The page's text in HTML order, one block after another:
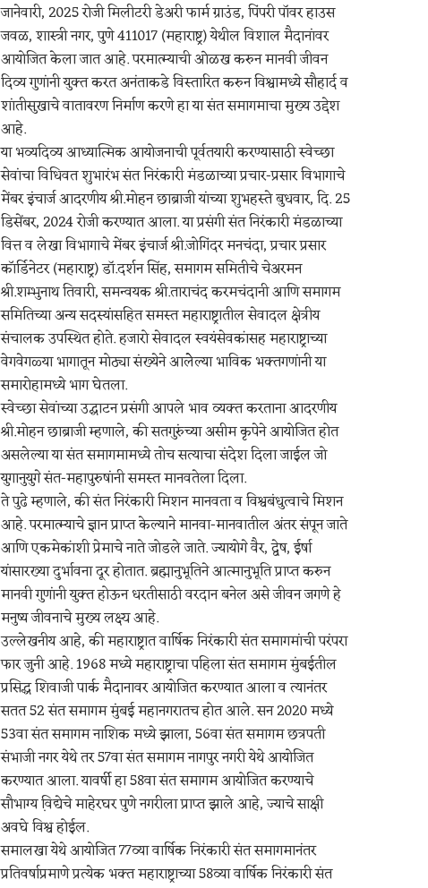
जानेवारी, 2025 रोजी मिलीटरी डेअरी फार्म ग्राउंड, पिंपरी पॉवर हाउस
जवळ, शास्त्री नगर, पुणे 411017 (महाराष्ट्र) येथील विशाल मैदानांवर
आयोजित केला जात आहे. परमात्म्याची ओळख करुन मानवी जीवन
दिव्य गुणांनी युक्त करत अनंताकडे विस्तारित करुन विश्वामध्ये सौहार्द व
शांतीसुखाचे वातावरण निर्माण करणे हा या संत समागमाचा मुख्य उद्देश
आहे.
या भव्यदिव्य आध्यात्मिक आयोजनाची पूर्वतयारी करण्यासाठी स्वेच्छा
सेवांचा विधिवत शुभारंभ संत निरंकारी मंडळाच्या प्रचार-प्रसार विभागाचे
मेंबर इंचार्ज आदरणीय श्री.मोहन छाब्राजी यांच्या शुभहस्ते बुधवार, दि. 25
डिसेंबर, 2024 रोजी करण्यात आला. या प्रसंगी संत निरंकारी मंडळाच्या
वित्त व लेखा विभागाचे मेंबर इंचार्ज श्री.जोगिंदर मनचंदा, प्रचार प्रसार
कॉर्डिनेटर (महाराष्ट्र) डॉ.दर्शन सिंह, समागम समितीचे चेअरमन
श्री.शम्भुनाथ तिवारी, समन्वयक श्री.ताराचंद करमचंदानी आणि समागम
समितिच्या अन्य सदस्यांसहित समस्त महाराष्ट्रातील सेवादल क्षेत्रीय
संचालक उपस्थित होते. हजारो सेवादल स्वयंसेवकांसह महाराष्ट्राच्या
वेगवेगळ्या भागातून मोठ्या संख्येने आलेेल्या भाविक भक्तगणांनी या
समारोहामध्ये भाग घेतला.
स्वेच्छा सेवांच्या उद्घाटन प्रसंगी आपले भाव व्यक्त करताना आदरणीय
श्री.मोहन छाब्राजी म्हणाले, की सतगुरुंच्या असीम कृपेने आयोजित होत
असलेल्या या संत समागमामध्ये तोच सत्याचा संदेश दिला जाईल जो
युगानुयुगे संत-महापुरुषांनी समस्त मानवतेला दिला.
ते पुढे म्हणाले, की संत निरंकारी मिशन मानवता व विश्वबंधुत्वाचे मिशन
आहे. परमात्म्याचे ज्ञान प्राप्त केल्याने मानवा-मानवातील अंतर संपून जाते
आणि एकमेकांशी प्रेमाचे नाते जोडले जाते. ज्यायोगे वैर, द्वेष, ईर्षा
यांसारख्या दुर्भावना दूर होतात. ब्रह्मानुभूतिने आत्मानुभूति प्राप्त करुन
मानवी गुणांनी युक्त होऊन धरतीसाठी वरदान बनेल असे जीवन जगणे हे
मनुष्य जीवनाचे मुख्य लक्ष्य आहे.
उल्लेखनीय आहे, की महाराष्ट्रात वार्षिक निरंकारी संत समागमांची परंपरा
फार जुनी आहे. 1968 मध्ये महाराष्ट्राचा पहिला संत समागम मुंबईतील
प्रसिद्ध शिवाजी पार्क मैदानावर आयोजित करण्यात आला व त्यानंतर
सतत 52 संत समागम मुंबई महानगरातच होत आले. सन 2020 मध्ये
53वा संत समागम नाशिक मध्ये झाला, 56वा संत समागम छत्रपती
संभाजी नगर येथे तर 57वा संत समागम नागपुर नगरी येथे आयोजित
करण्यात आला. यावर्षी हा 58वा संत समागम आयोजित करण्याचे
सौभाग्य वि़द्येचे माहेरघर पुणे नगरीला प्राप्त झाले आहे, ज्याचे साक्षी
अवघे विश्व होईल.
समालखा येथे आयोजित 77व्या वार्षिक निरंकारी संत समागमानंतर
प्रतिवर्षाप्रमाणे प्रत्येक भक्त महाराष्ट्राच्या 58व्या वार्षिक निरंकारी संत